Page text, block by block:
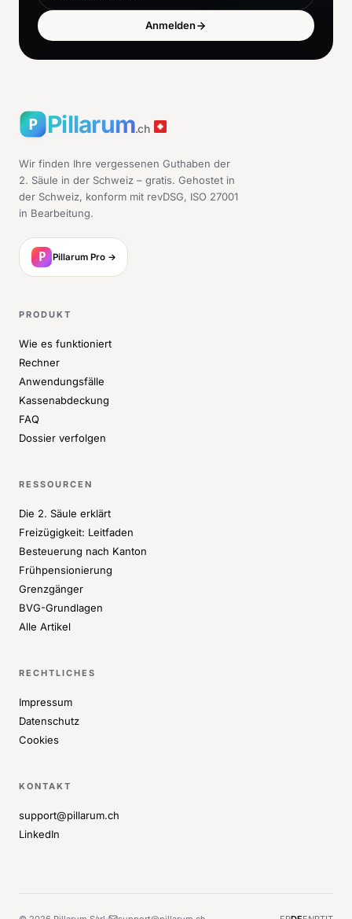
Anmelden
Pillarum.ch
Wir finden Ihre vergessenen Guthaben der
2. Säule in der Schweiz – gratis. Gehostet in
der Schweiz, konform mit revDSG, ISO 27001
in Bearbeitung.
Pillarum Pro →
PRODUKT
Wie es funktioniert
Rechner
Anwendungsfälle
Kassenabdeckung
FAQ
Dossier verfolgen
RESSOURCEN
Die 2. Säule erklärt
Freizügigkeit: Leitfaden
Besteuerung nach Kanton
Frühpensionierung
Grenzgänger
BVG-Grundlagen
Alle Artikel
RECHTLICHES
Impressum
Datenschutz
Cookies
KONTAKT
support@pillarum.ch
LinkedIn